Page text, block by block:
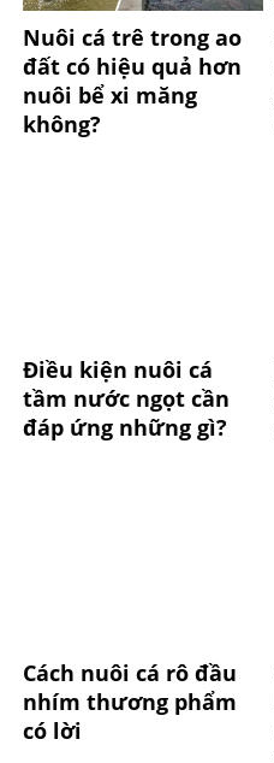
Nuôi cá trê trong ao
đất có hiệu quả hơn
nuôi bể xi măng
không?
Điều kiện nuôi cá
tầm nước ngọt cần
đáp ứng những gì?
Cách nuôi cá rô đầu
nhím thương phẩm
có lời